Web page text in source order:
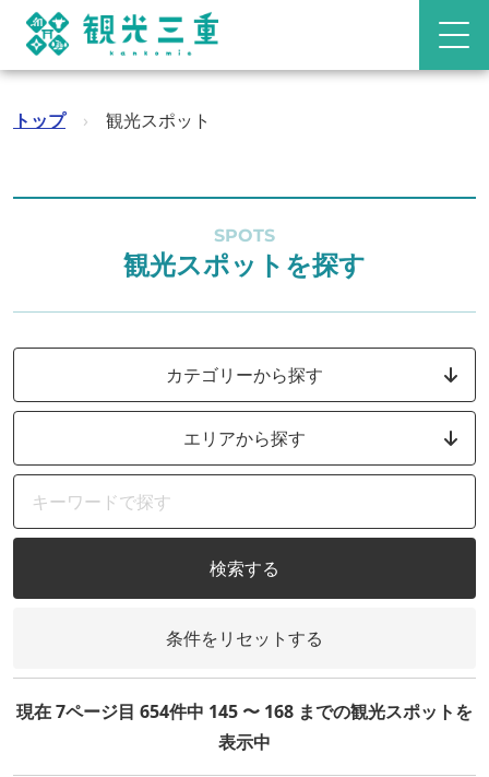
トップ › 観光スポット
SPOTS
観光スポットを探す
カテゴリーから探す
エリアから探す
検索する
条件をリセットする
現在 7ページ目 654件中 145 〜 168 までの観光スポットを
表示中